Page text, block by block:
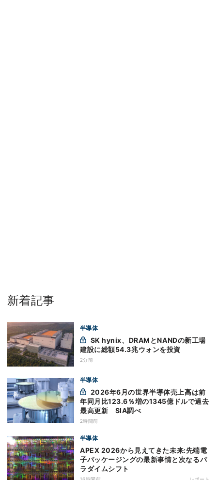
新着記事
半導体
建設に総額54.3兆ウォンを投資
2分前
半導体
年同月比123.6％増の1345億ドルで過去
最高更新 SIA調べ
2時間前
半導体
APEX 2026から見えてきた未来:先端電
子パッケージングの最新事情と次なるパ
ラダイムシフト